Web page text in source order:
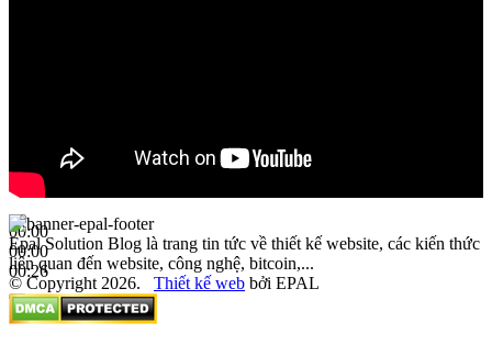
00:00
00:00
00:26
Epal Solution Blog là trang tin tức về thiết kế website, các kiến thức
liên quan đến website, công nghệ, bitcoin,...
© Copyright 2026. Thiết kế web bởi EPAL